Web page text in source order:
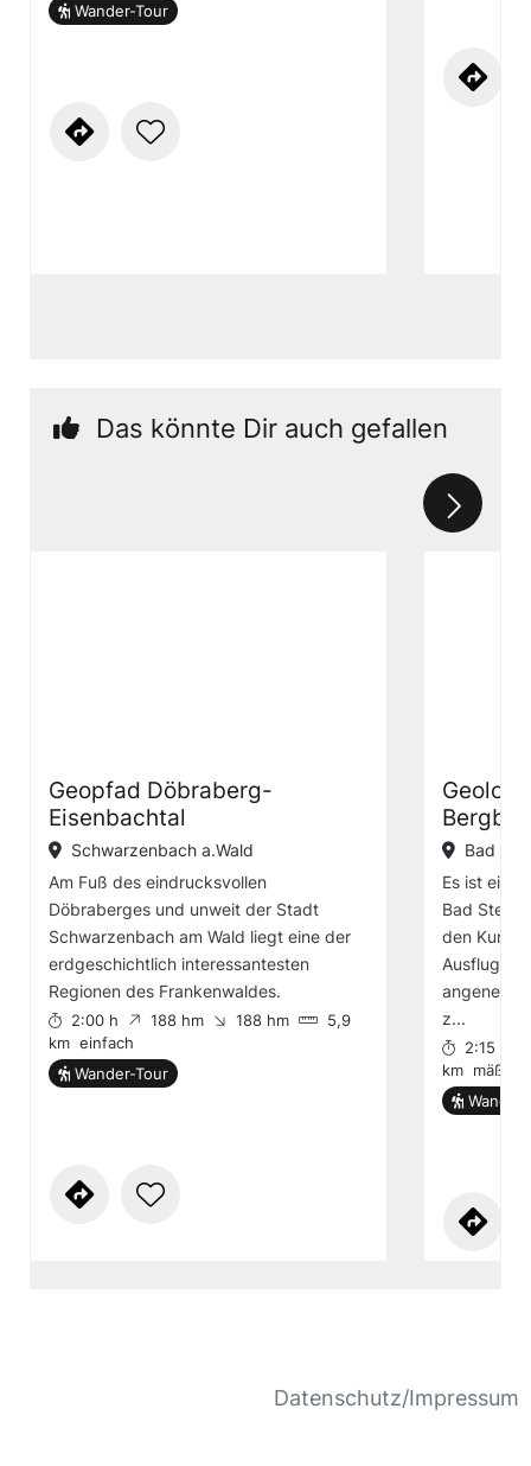
Wander-Tour
Das könnte Dir auch gefallen
Geopfad Döbraberg-
Eisenbachtal
Schwarzenbach a.Wald
Am Fuß des eindrucksvollen
Döbraberges und unweit der Stadt
Schwarzenbach am Wald liegt eine der
erdgeschichtlich interessantesten
Regionen des Frankenwaldes.
2:00 h 188 hm 188 hm
5,9
km einfach
Wander-Tour
Bad
Es ist eine
Bad
den
z...
2:15 h
km mäßig
Datenschutz/Impressum